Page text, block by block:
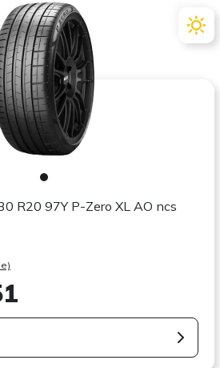
R20 97Y P-Zero XL AO ncs